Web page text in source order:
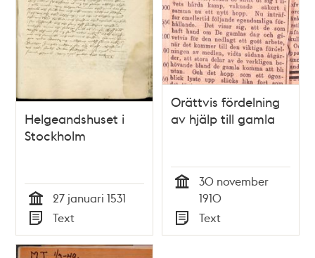
Helgeandshuset i
Stockholm
Tid
27 januari 1531
Typ
Text
Orättvis fördelning
av hjälp till gamla
30 november
1910
Typ
Text